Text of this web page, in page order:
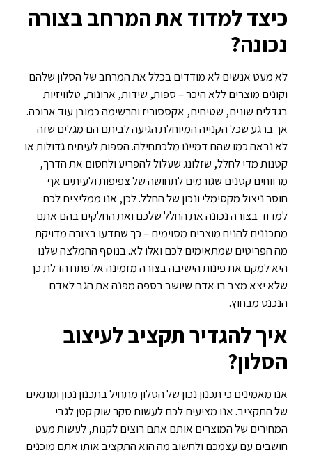
כיצד למדוד את המרחב בצורה
נכונה?
לא מעט אנשים לא מודדים בכלל את המרחב של הסלון שלהם
וקונים מוצרים ללא היכר – ספות, שידות, ארונות, טלוויזיות
בגדלים שונים, שטיחים, אקססוריז והרשימה כמובן עוד ארוכה.
אך ברגע שכל הקנייה המיוחלת הגיעה לביתם הם מגלים שזה
לא נראה כמו שהם דמיינו מלכתחילה. הספות לעיתים גדולות או
קטנות מדי לחלל, שזלונג שעלול להפריע ולחסום את הדרך,
מרווחים קטנים שגורמים לתחושה של צפיפות ולעיתים אף
חוסר ניצול מקסימלי ונכון של החלל. לכן, אנו ממליצים לכם
למדוד בצורה נכונה את החלל שלכם ואת החלקים בהם אתם
מתכננים להניח מוצרים מסוימים – כך שתדעו בצורה מדויקת
מה הפריטים שמתאימים לכם ואלו לא. בנוסף ההמלצה שלנו
היא למקם את פינות הישיבה בצורה מזמינה אל פתח הדלת כך
שלא יצא מצב בו אדם שיושב בספה מפנה את הגב לאדם
הנכנס מבחוץ.
איך להגדיר תקציב לעיצוב
הסלון?
אנו מאמינים כי תכנון נכון של הסלון מתחיל בתכנון נכון ומתאים
של התקציב. אנו מציעים לכם לעשות סקר שוק קטן לגבי
המחירים של המוצרים אותם אתם רוצים לקנות, לעשות מעט
חושבים עם עצמכם ולחשוב מה הוא התקציב אותו אתם מוכנים